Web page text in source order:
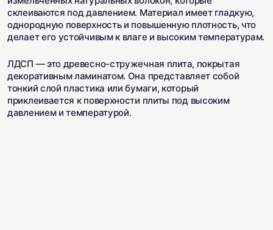
склеиваются под давлением. Материал имеет гладкую,
однородную поверхность и повышенную плотность, что
делает его устойчивым к влаге и высоким температурам.
ЛДСП — это древесно-стружечная плита, покрытая
декоративным ламинатом. Она представляет собой
тонкий слой пластика или бумаги, который
приклеивается к поверхности плиты под высоким
давлением и температурой.